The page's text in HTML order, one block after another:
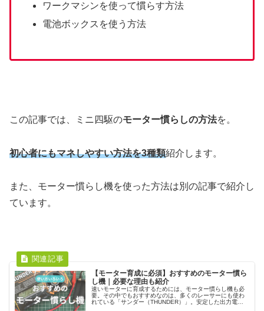
ワークマシンを使って慣らす方法
電池ボックスを使う方法
この記事では、ミニ四駆のモーター慣らしの方法を。
初心者にもマネしやすい方法を3種類紹介します。
また、モーター慣らし機を使った方法は別の記事で紹介し
ています。
【モーター育成に必須】おすすめのモーター慣ら
し機｜必要な理由も紹介
速いモーターに育成するためには、モーター慣らし機も必
要。その中でもおすすめなのは、多くのレーサーにも使わ
れている「サンダー（THUNDER）」。安定した出力電圧